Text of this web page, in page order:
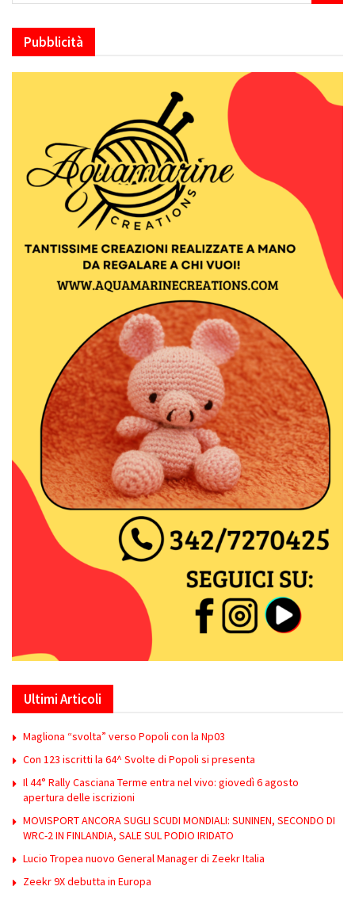
Pubblicità
Ultimi Articoli
Magliona “svolta” verso Popoli con la Np03
Con 123 iscritti la 64^ Svolte di Popoli si presenta
Il 44° Rally Casciana Terme entra nel vivo: giovedì 6 agosto
apertura delle iscrizioni
MOVISPORT ANCORA SUGLI SCUDI MONDIALI: SUNINEN, SECONDO DI
WRC-2 IN FINLANDIA, SALE SUL PODIO IRIDATO
Lucio Tropea nuovo General Manager di Zeekr Italia
Zeekr 9X debutta in Europa